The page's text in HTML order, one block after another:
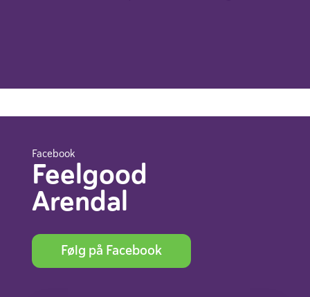
Facebook
Feelgood
Arendal
Følg på Facebook